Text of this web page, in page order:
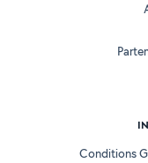
Conditions